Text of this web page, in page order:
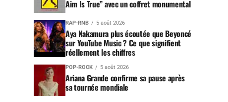
Aim Is True” avec un coffret monumental
RAP-RNB 5 août 2026
Aya Nakamura plus écoutée que Beyoncé
sur YouTube Music ? Ce que signifient
réellement les chiffres
POP-ROCK 5 août 2026
Ariana Grande confirme sa pause après
sa tournée mondiale